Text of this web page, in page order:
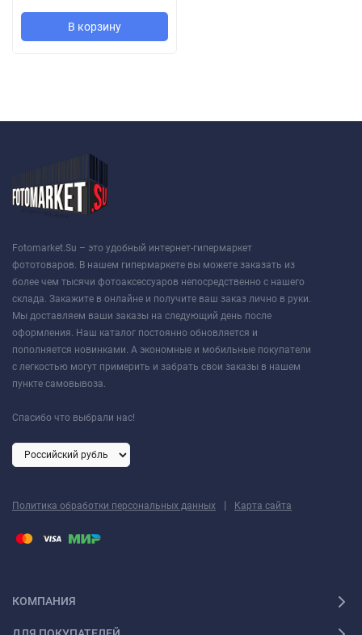
В корзину
Fotomarket.Su – это удобный интернет-гипермаркет
фототоваров. В нашем гипермаркете вы можете заказать из
более чем тысячи фотоаксессуаров непосредственно с нашего
склада. Закажите в онлайне и получите ваш заказ лично в руки.
Мы доставляем ваши заказы на следующий день после
оформления. Наш каталог постоянно обновляется и
пополняется новинками. А экономные и мобильные покупатели
с легкостью могут примерить и забрать свои заказы в нашем
пункте самовывоза.
Спасибо что выбрали нас!
Политика обработки персональных данных | Карта сайта
КОМПАНИЯ